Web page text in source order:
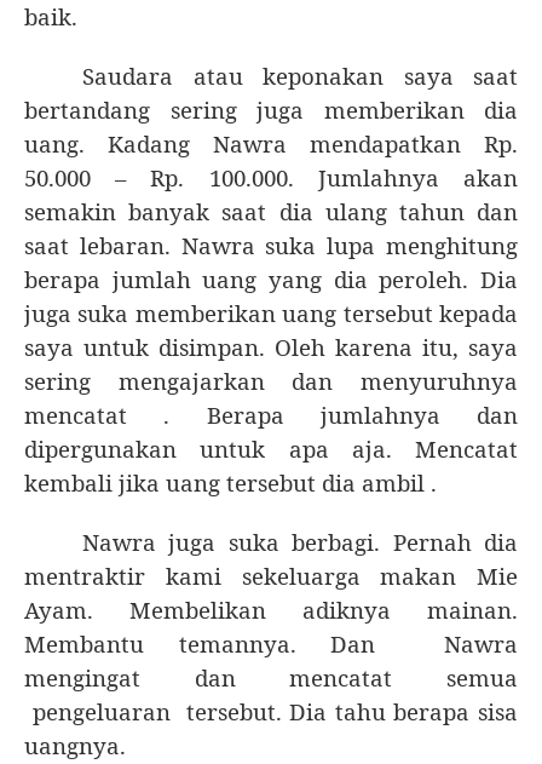
baik.
Saudara atau keponakan saya saat
bertandang sering juga memberikan dia
uang. Kadang Nawra mendapatkan Rp.
50.000 – Rp. 100.000. Jumlahnya akan
semakin banyak saat dia ulang tahun dan
saat lebaran. Nawra suka lupa menghitung
berapa jumlah uang yang dia peroleh. Dia
juga suka memberikan uang tersebut kepada
saya untuk disimpan. Oleh karena itu, saya
sering mengajarkan dan menyuruhnya
mencatat . Berapa jumlahnya dan
dipergunakan untuk apa aja. Mencatat
kembali jika uang tersebut dia ambil .
Nawra juga suka berbagi. Pernah dia
mentraktir kami sekeluarga makan Mie
Ayam. Membelikan adiknya mainan.
Membantu temannya. Dan
Nawra
mengingat dan mencatat semua
pengeluaran tersebut. Dia tahu berapa sisa
uangnya.